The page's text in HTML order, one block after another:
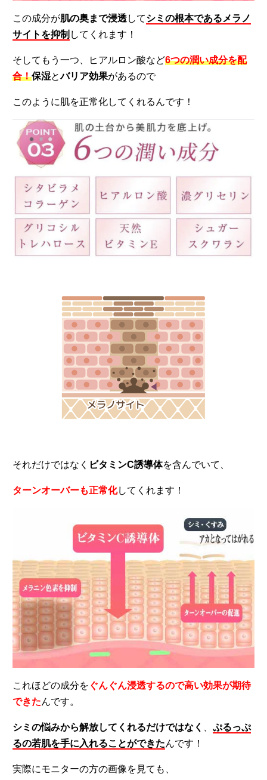
この成分が肌の奥まで浸透してシミの根本であるメラノ
サイトを抑制 してくれます！
そしてもう一つ、ヒアルロン酸など6つの潤い成分を配
合！保湿とバリア効果があるので
このように肌を正常化してくれるんです！
それだけではなく ビタミンC誘導体を含んでいて、
ターンオーバーも正常化してくれます！
これほどの成分を ぐんぐん浸透するので高い効果が期待
できたんです。
シミの悩みから解放してくれるだけではなく
ぷるっぷ
るの若肌を手に入れることができたんです！
実際にモニターの方の画像を見ても、